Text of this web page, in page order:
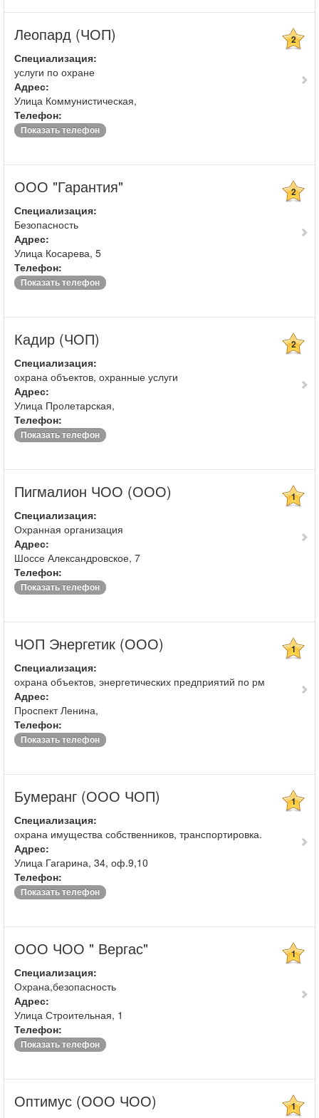
Леопард (ЧОП) 2
Специализация:
услуги по охране
Адрес:
Улица Коммунистическая,
Телефон:
Показать телефон
ООО "Гарантия" 2
Специализация:
Безопасность
Адрес:
Улица Косарева, 5
Телефон:
Показать телефон
Кадир (ЧОП) 2
Специализация:
охрана объектов, охранные услуги
Адрес:
Улица Пролетарская,
Телефон:
Показать телефон
Пигмалион ЧОО (ООО) 1
Специализация:
Охранная организация
Адрес:
Шоссе Александровское, 7
Телефон:
Показать телефон
ЧОП Энергетик (ООО) 1
Специализация:
охрана объектов, энергетических предприятий по рм
Адрес:
Проспект Ленина,
Телефон:
Показать телефон
Бумеранг (ООО ЧОП) 1
Специализация:
охрана имущества собственников, транспортировка.
Адрес:
Улица Гагарина, 34, оф.9,10
Телефон:
Показать телефон
ООО ЧОО " Вергас" 1
Специализация:
Охрана,безопасность
Адрес:
Улица Строительная, 1
Телефон:
Показать телефон
Оптимус (ООО ЧОО) 1